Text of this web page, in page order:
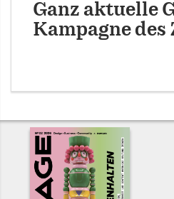
Ganz aktuelle
Kampagne des